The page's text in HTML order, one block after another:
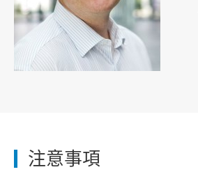
注意事項